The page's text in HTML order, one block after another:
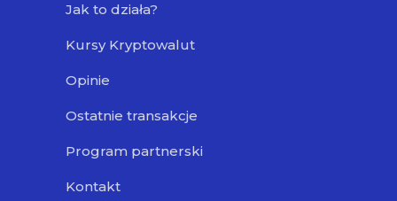
Jak to działa?
Kursy Kryptowalut
Opinie
Ostatnie transakcje
Program partnerski
Kontakt